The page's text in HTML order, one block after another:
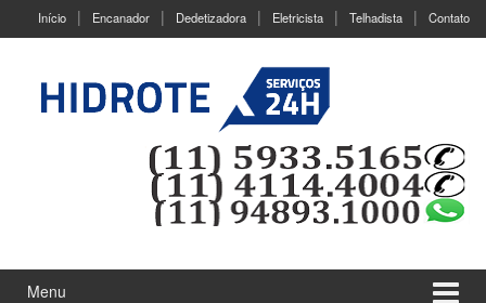
Início Encanador Dedetizadora Eletricista Telhadista Contato
Menu